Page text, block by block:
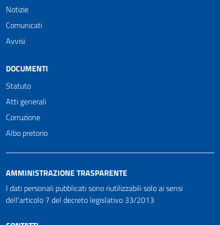
Notizie
Comunicati
Avvisi
DOCUMENTI
Statuto
Atti generali
Corruzione
Albo pretorio
AMMINISTRAZIONE TRASPARENTE
I dati personali pubblicati sono riutilizzabili solo ai sensi
dell'articolo 7 del decreto legislativo 33/2013